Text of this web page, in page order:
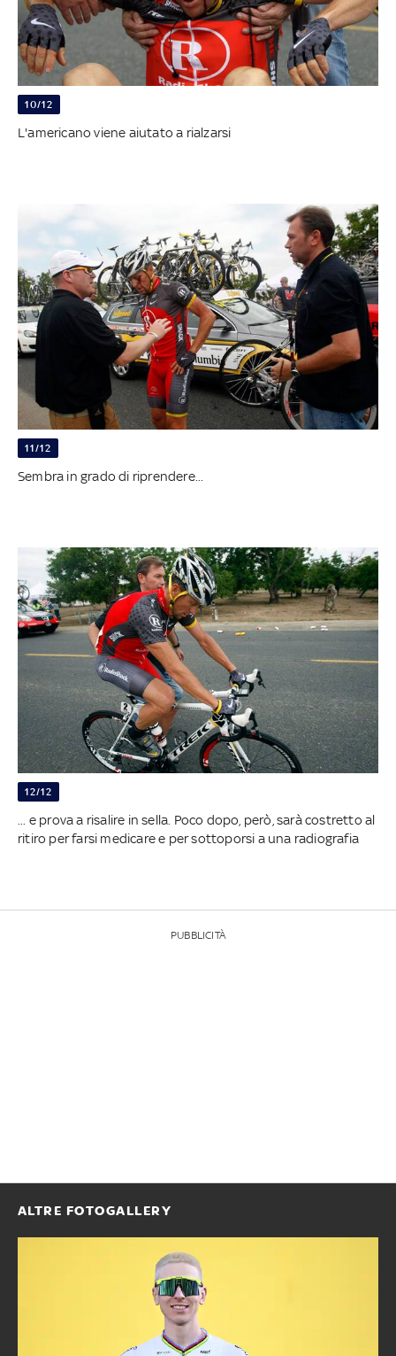
10/12
L'americano viene aiutato a rialzarsi
11/12
Sembra in grado di riprendere...
12/12
... e prova a risalire in sella. Poco dopo, però, sarà costretto al
ritiro per farsi medicare e per sottoporsi a una radiografia
PUBBLICITÀ
ALTRE FOTOGALLERY